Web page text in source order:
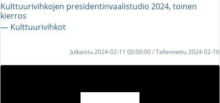
Kulttuurivihkojen presidentinvaalistudio 2024, toinen
kierros
― Kulttuurivihkot
Julkaistu 2024-02-11 00:00:00 / Tallennettu 2024-02-16